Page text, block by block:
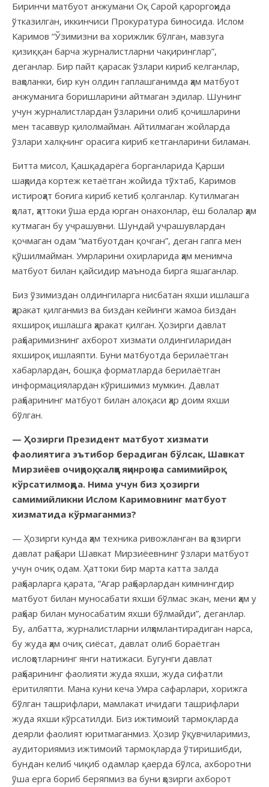
Биринчи матбуот анжумани Оқ Сарой қароргоҳида
ўтказилган, иккинчиси Прокуратура биносида. Ислом
Каримов “Ўзимизни ва хорижлик бўлган, мавзуга
қизиққан барча журналистларни чақиринглар”,
деганлар. Бир пайт қарасак ўзлари кириб келганлар,
ваҳоланки, бир кун олдин гаплашганимда ҳам матбуот
анжуманига боришларини айтмаган эдилар. Шунинг
учун журналистлардан ўзларини олиб қочишларини
мен тасаввур қилолмайман. Айтилмаган жойларда
ўзлари халқнинг орасига кириб кетганларини биламан.
Битта мисол, Қашқадарёга борганларида Қарши
шаҳрида кортеж кетаётган жойида тўхтаб, Каримов
истироҳат боғига кириб кетиб қолганлар. Кутилмаган
ҳолат, ҳаттоки ўша ерда юрган онахонлар, ёш болалар ҳам
кутмаган бу учрашувни. Шундай учрашувлардан
қочмаган одам “матбуотдан қочган”, деган гапга мен
қўшилмайман. Умрларини охирларида ҳам менимча
матбуот билан қайсидир маънода бирга яшаганлар.
Биз ўзимиздан олдингиларга нисбатан яхши ишлашга
ҳаракат қилганмиз ва биздан кейинги жамоа биздан
яхшироқ ишлашга ҳаракат қилган. Ҳозирги давлат
раҳбаримизнинг ахборот хизмати олдингиларидан
яхшироқ ишлаяпти. Буни матбуотда берилаётган
хабарлардан, бошқа форматларда берилаётган
информациялардан кўришимиз мумкин. Давлат
раҳбарининг матбуот билан алоқаси ҳар доим яхши
бўлган.
— Ҳозирги Президент матбуот хизмати
фаолиятига эътибор берадиган бўлсак, Шавкат
Мирзиёев очиқроқ, халққа яқинроқ ва самимийроқ
кўрсатилмоқда. Нима учун биз ҳозирги
самимийликни Ислом Каримовнинг матбуот
хизматида кўрмаганмиз?
— Ҳозирги кунда ҳам техника ривожланган ва ҳозирги
давлат раҳбари Шавкат Мирзиёевнинг ўзлари матбуот
учун очиқ одам. Ҳаттоки бир марта катта залда
раҳбарларга қарата, “Агар раҳбарлардан кимнингдир
матбуот билан муносабати яхши бўлмас экан, мени ҳам у
раҳбар билан муносабатим яхши бўлмайди”, деганлар.
Бу, албатта, журналистларни илҳомлантирадиган нарса,
бу жуда ҳам очиқ сиёсат, давлат олиб бораётган
ислоҳотларнинг янги натижаси. Бугунги давлат
раҳбарининг фаолияти жуда яхши, жуда сифатли
ёритиляпти. Мана куни кеча Умра сафарлари, хорижга
бўлган ташрифлари, мамлакат ичидаги ташрифлари
жуда яхши кўрсатилди. Биз ижтимоий тармоқларда
деярли фаолият юритмаганмиз. Ҳозир ўқувчиларимиз,
аудиториямиз ижтимоий тармоқларда ўтиришибди,
бундан келиб чиқиб одамлар қаерда бўлса, ахборотни
ўша ерга бориб беряпмиз ва буни ҳозирги ахборот